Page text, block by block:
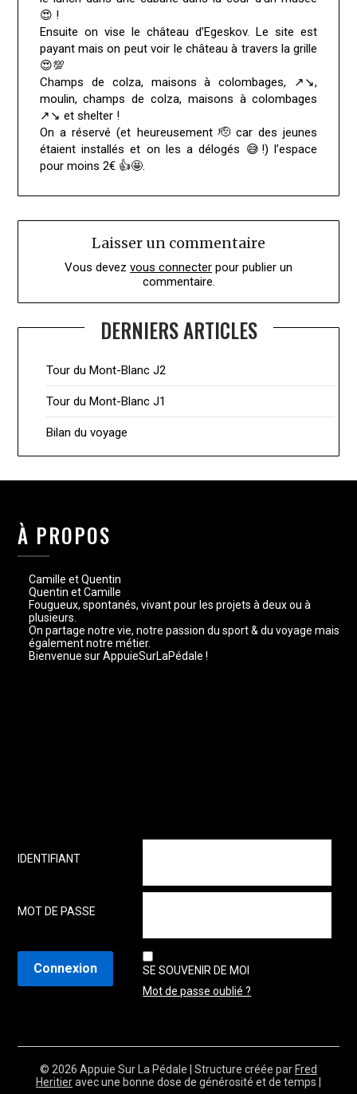
😍 !
Ensuite on vise le château d’Egeskov. Le site est
payant mais on peut voir le château à travers la grille
😍💯
Champs de colza, maisons à colombages, ↗️↘️,
moulin, champs de colza, maisons à colombages
↗️↘️ et shelter !
On a réservé (et heureusement 🫡 car des jeunes
étaient installés et on les a délogés 😅!) l’espace
pour moins 2€ 👍🤩.
Laisser un commentaire
Vous devez vous connecter pour publier un
commentaire.
DERNIERS ARTICLES
Tour du Mont-Blanc J2
Tour du Mont-Blanc J1
Bilan du voyage
À PROPOS
Camille et Quentin
Quentin et Camille
Fougueux, spontanés, vivant pour les projets à deux ou à
plusieurs.
On partage notre vie, notre passion du sport & du voyage mais
également notre métier.
Bienvenue sur AppuieSurLaPédale !
IDENTIFIANT
MOT DE PASSE
SE SOUVENIR DE MOI
Mot de passe oublié ?
© 2026 Appuie Sur La Pédale | Structure créée parFred
Heritieravec une bonne dose de générosité et de temps |